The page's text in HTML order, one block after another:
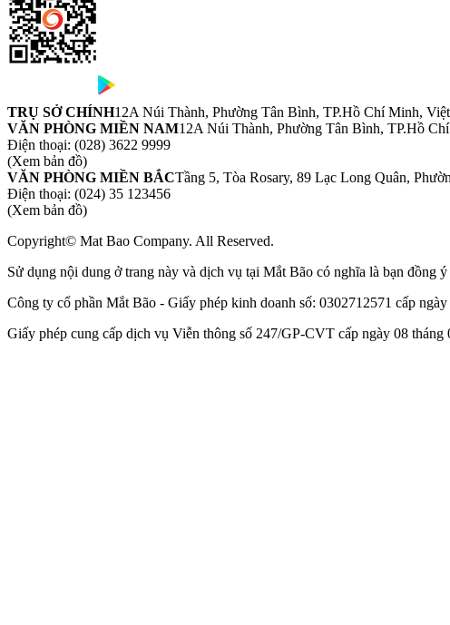
TRỤ SỞ CHÍNH12A Núi Thành, Phường Tân Bình, TP.Hồ Chí Minh,
VĂN PHÒNG MIỀN NAM12A Núi Thành, Phường Tân Bình, TP.Hồ
Điện thoại: (028) 3622 9999
(Xem bản đồ)
VĂN PHÒNG MIỀN BẮCTầng 5, Tòa Rosary, 89 Lạc Long Quân,
Điện thoại: (024) 35 123456
(Xem bản đồ)
Copyright© Mat Bao Company. All Reserved.
Sử dụng nội dung ở trang này và dịch vụ tại Mắt Bão có nghĩa là bạn đồng
Công ty cổ phần Mắt Bão - Giấy phép kinh doanh số: 0302712571 cấp
Giấy phép cung cấp dịch vụ Viễn thông số 247/GP-CVT cấp ngày 08 tháng